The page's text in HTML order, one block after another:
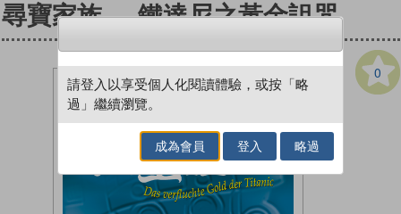
尋寶家族──鐵達尼之黃金詛咒
0
請登入以享受個人化閱讀體驗，或按「略
過」繼續瀏覽。
成為會員 登入 略過